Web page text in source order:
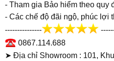
- Tham gia Bảo hiểm theo quy
- Các chế độ đãi ngộ, phúc lợi
---------------
0867.114.688
➤ Địa chỉ Showroom : 101,